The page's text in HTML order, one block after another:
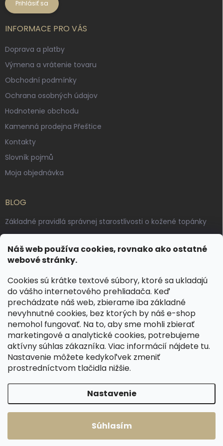
Náš web používa cookies, rovnako ako ostatné
webové stránky.
Cookies sú krátke textové súbory, ktoré sa ukladajú
do vášho internetového prehliadača. Keď
prechádzate náš web, zbierame iba základné
nevyhnutné cookies, bez ktorých by náš e-shop
nemohol fungovať. Na to, aby sme mohli zbierať
marketingové a analytické cookies, potrebujeme
aktívny súhlas zákazníka. Viac informácií nájdete tu.
Nastavenie môžete kedykoľvek zmeniť
prostredníctvom tlačidla nižšie.
Nastavenie
Súhlasím
Prihlásiť sa
INFORMACE PRO VÁS
Doprava a platby
Výmena a vrátenie tovaru
Obchodní podmínky
Ochrana osobných údajov
Hodnotenie obchodu
Kamenná prodejna Přeštice
Kontakty
Slovník pojmů
Moja objednávka
BLOG
Základné pravidlá správnej starostlivosti o kožené topánky
Výroba českých kožených opaskov: vôňa pravej kože, dotyk
remesla
KONTAKT
dotazy@ spongr.cz
+420 776 663 962
https://www.facebook.com/spongr.cz
spongr.cz
Špongr.cz . Všetky práva vyhradené.